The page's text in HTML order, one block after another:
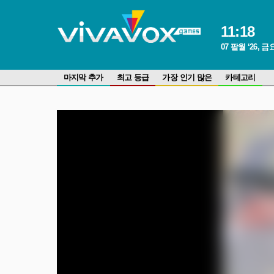
11:18
07 팔월 ‘26, 금
마지막 추가 최고 등급 가장 인기 많은 카테고리